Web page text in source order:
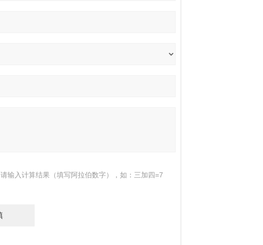
请输入计算结果（填写阿拉伯数字），如：三加四=7